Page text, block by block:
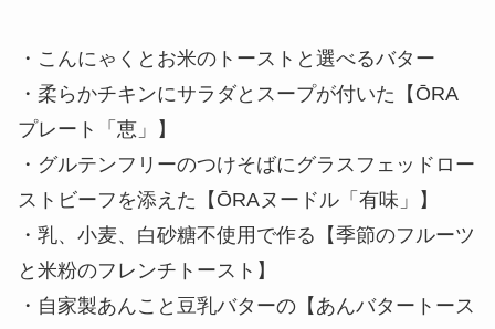
・こんにゃくとお米のトーストと選べるバター
・柔らかチキンにサラダとスープが付いた【ŌRA
プレート「恵」】
・グルテンフリーのつけそばにグラスフェッドロー
ストビーフを添えた【ŌRAヌードル「有味」】
・乳、小麦、白砂糖不使用で作る【季節のフルーツ
と米粉のフレンチトースト】
・自家製あんこと豆乳バターの【あんバタートース